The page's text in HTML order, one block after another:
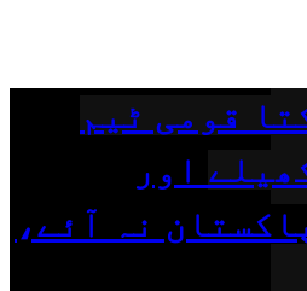
قومی ٹیم
اور
نہ آئے،